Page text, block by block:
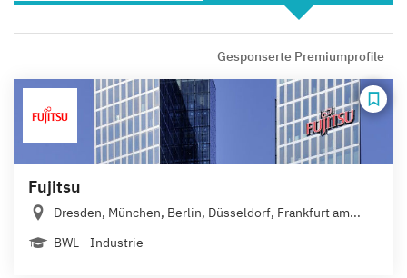
Gesponserte Premiumprofile
Fujitsu
Dresden, München, Berlin, Düsseldorf, Frankfurt am...
BWL - Industrie